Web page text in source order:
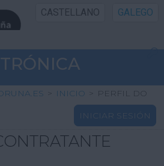
CASTELLANO GALEGO
INICIO SEDE
INICIO
PÚBLICA
> INICIO > PERFIL DO
INICIAR SESIÓN